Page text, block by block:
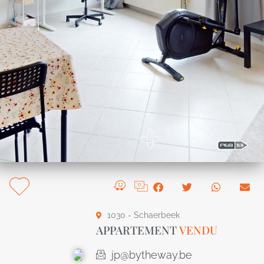
1030 - Schaerbeek
APPARTEMENTVENDU
jp@bytheway.be